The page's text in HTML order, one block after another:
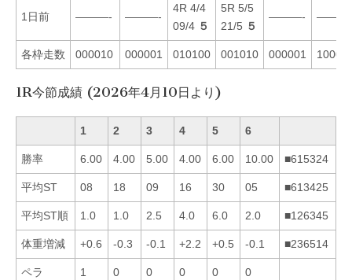
1日前 ———- ———-
4R 4/4
09/4 ５
5R 5/5
21/5 ５
———-
各枠走数 000010 000001 010100 001010 000001
1R今節成績 (2026年4月10日より)
1 2 3 4 5 6
勝率 6.00 4.00 5.00 4.00 6.00 10.00 ■615324
平均ST 08 18 09 16 30 05 ■613425
平均ST順 1.0 1.0 2.5 4.0 6.0 2.0 ■126345
体重増減 +0.6 -0.3 -0.1 +2.2 +0.5 -0.1 ■236514
ペラ 1 0 0 0 0 0